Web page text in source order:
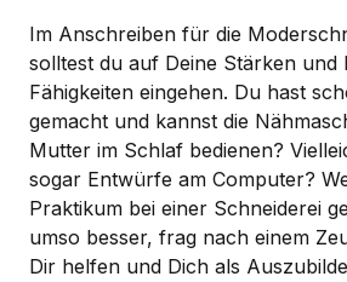
Im Anschreiben für die
solltest du auf Deine Stärken und
Fähigkeiten eingehen. Du hast
gemacht und kannst die
Mutter im Schlaf bedienen?
sogar Entwürfe am Computer?
Praktikum bei einer Schneiderei
umso besser, frag nach einem
Dir helfen und Dich als